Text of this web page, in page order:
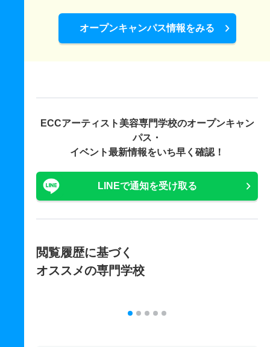
オープンキャンパス情報をみる
ECCアーティスト美容専門学校のオープンキャン
パス・
イベント最新情報をいち早く確認！
LINEで通知を受け取る
閲覧履歴に基づく
オススメの専門学校